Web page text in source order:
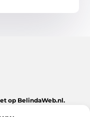
op BelindaWeb.nl.